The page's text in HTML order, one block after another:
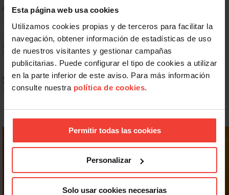
Esta página web usa cookies
Utilizamos cookies propias y de terceros para facilitar la
navegación, obtener información de estadísticas de uso
de nuestros visitantes y gestionar campañas
publicitarias. Puede configurar el tipo de cookies a utilizar
en la parte inferior de este aviso. Para más información
consulte nuestra política de cookies.
Permitir todas las cookies
Personalizar
Solo usar cookies necesarias
libre
Dudas frecuentes sobre las vacaciones
Prepara gratis con USO las oposiciones a AGE, Seguridad Social y
Correos